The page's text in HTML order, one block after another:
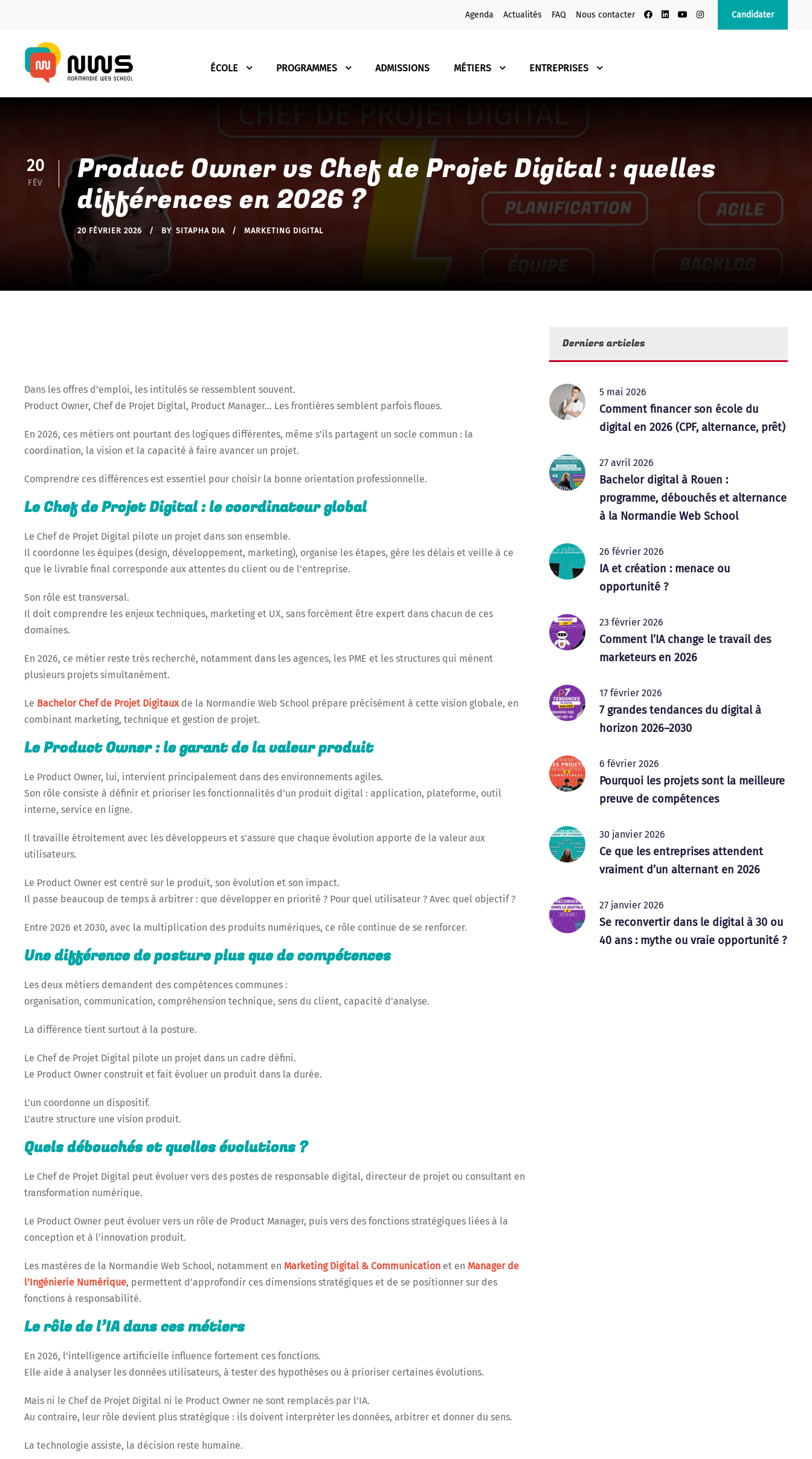
Agenda Actualités FAQ Nous contacter Candidater
ÉCOLE PROGRAMMES ADMISSIONS MÉTIERS ENTREPRISES
20
FÉV
Product Owner vs Chef de Projet Digital : quelles
différences en 2026 ?
20 FÉVRIER 2026 BY SITAPHA DIA MARKETING DIGITAL
Dans les offres d’emploi, les intitulés se ressemblent souvent.
Product Owner, Chef de Projet Digital, Product Manager… Les frontières semblent parfois floues.
En 2026, ces métiers ont pourtant des logiques différentes, même s’ils partagent un socle commun : la
coordination, la vision et la capacité à faire avancer un projet.
Comprendre ces différences est essentiel pour choisir la bonne orientation professionnelle.
Le Chef de Projet Digital : le coordinateur global
Le Chef de Projet Digital pilote un projet dans son ensemble.
Il coordonne les équipes (design, développement, marketing), organise les étapes, gère les délais et veille à ce
que le livrable final corresponde aux attentes du client ou de l’entreprise.
Son rôle est transversal.
Il doit comprendre les enjeux techniques, marketing et UX, sans forcément être expert dans chacun de ces
domaines.
En 2026, ce métier reste très recherché, notamment dans les agences, les PME et les structures qui mènent
plusieurs projets simultanément.
Le Bachelor Chef de Projet Digitauxde la Normandie Web School prépare précisément à cette vision globale, en
combinant marketing, technique et gestion de projet.
Le Product Owner : le garant de la valeur produit
Le Product Owner, lui, intervient principalement dans des environnements agiles.
Son rôle consiste à définir et prioriser les fonctionnalités d’un produit digital : application, plateforme, outil
interne, service en ligne.
Il travaille étroitement avec les développeurs et s’assure que chaque évolution apporte de la valeur aux
utilisateurs.
Le Product Owner est centré sur le produit, son évolution et son impact.
Il passe beaucoup de temps à arbitrer : que développer en priorité ? Pour quel utilisateur ? Avec quel objectif ?
Entre 2026 et 2030, avec la multiplication des produits numériques, ce rôle continue de se renforcer.
Une différence de posture plus que de compétences
Les deux métiers demandent des compétences communes :
organisation, communication, compréhension technique, sens du client, capacité d’analyse.
La différence tient surtout à la posture.
Le Chef de Projet Digital pilote un projet dans un cadre défini.
Le Product Owner construit et fait évoluer un produit dans la durée.
L’un coordonne un dispositif.
L’autre structure une vision produit.
Quels débouchés et quelles évolutions ?
Le Chef de Projet Digital peut évoluer vers des postes de responsable digital, directeur de projet ou consultant en
transformation numérique.
Le Product Owner peut évoluer vers un rôle de Product Manager, puis vers des fonctions stratégiques liées à la
conception et à l’innovation produit.
Les mastères de la Normandie Web School, notamment en Marketing Digital & Communication et en Manager de
l’Ingénierie Numérique, permettent d’approfondir ces dimensions stratégiques et de se positionner sur des
fonctions à responsabilité.
Le rôle de l’IA dans ces métiers
En 2026, l’intelligence artificielle influence fortement ces fonctions.
Elle aide à analyser les données utilisateurs, à tester des hypothèses ou à prioriser certaines évolutions.
Mais ni le Chef de Projet Digital ni le Product Owner ne sont remplacés par l’IA.
Au contraire, leur rôle devient plus stratégique : ils doivent interpréter les données, arbitrer et donner du sens.
La technologie assiste, la décision reste humaine.
Derniers articles
5 mai 2026
Comment financer son école du
digital en 2026 (CPF, alternance, prêt)
27 avril 2026
Bachelor digital à Rouen :
programme, débouchés et alternance
à la Normandie Web School
26 février 2026
IA et création : menace ou
opportunité ?
23 février 2026
Comment l’IA change le travail des
marketeurs en 2026
17 février 2026
7 grandes tendances du digital à
horizon 2026–2030
6 février 2026
Pourquoi les projets sont la meilleure
preuve de compétences
30 janvier 2026
Ce que les entreprises attendent
vraiment d’un alternant en 2026
27 janvier 2026
Se reconvertir dans le digital à 30 ou
40 ans : mythe ou vraie opportunité ?